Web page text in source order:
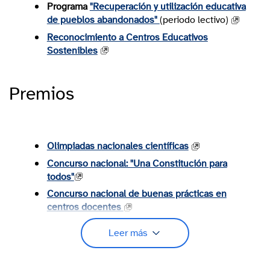
Programa"Recuperación y utilización educativa
de pueblos abandonados" (periodo lectivo)
Reconocimiento a Centros Educativos
Sostenibles
Premios
Olimpiadas nacionales científicas
Concurso nacional: "Una Constitución para
todos"
Concurso nacional de buenas prácticas en
centros docentes
Concurso nacional de coros escolares
Premios Alianza STEAM
Leer más